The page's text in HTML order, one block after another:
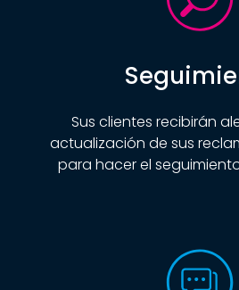
Sus clientes recibirán
actualización de sus
para hacer el